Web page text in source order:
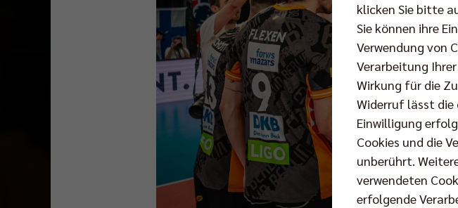
klicken Sie bitte
Sie können ihre
Verwendung von
Verarbeitung
Wirkung für die
Widerruf lässt die
Einwilligung
Cookies und die
unberührt.
verwendeten
erfolgende